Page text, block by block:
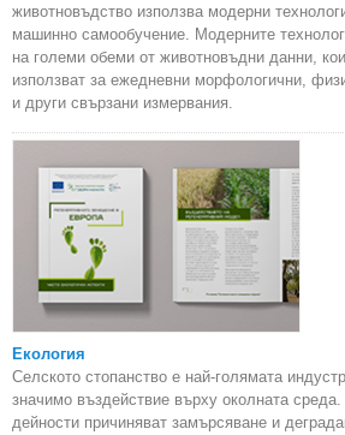
животновъдство използва модерни
машинно самообучение. Модерните
на големи обеми от животновъдни данни,
използват за ежедневни морфологични,
и други свързани измервания.
Екология
Селското стопанство е най-голямата
значимо въздействие върху околната
дейности причиняват замърсяване и